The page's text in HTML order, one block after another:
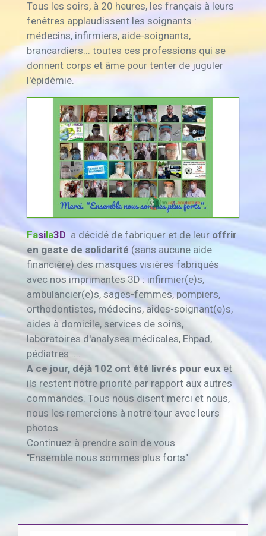
Tous les soirs, à 20 heures, les français à leurs
fenêtres applaudissent les soignants :
médecins, infirmiers, aide-soignants,
brancardiers... toutes ces professions qui se
donnent corps et âme pour tenter de juguler
l'épidémie.
Fasila3D a décidé de fabriquer et de leur offrir
en geste de solidarité (sans aucune aide
financière) des masques visières fabriqués
avec nos imprimantes 3D : infirmier(e)s,
ambulancier(e)s, sages-femmes, pompiers,
orthodontistes, médecins, aides-soignant(e)s,
aides à domicile, services de soins,
laboratoires d'analyses médicales, Ehpad,
pédiatres ....
A ce jour, déjà 102 ont été livrés pour euxet
ils restent notre priorité par rapport aux autres
commandes. Tous nous disent merci et nous,
nous les remercions à notre tour avec leurs
photos.
Continuez à prendre soin de vous
"Ensemble nous sommes plus forts"